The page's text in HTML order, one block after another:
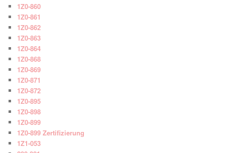
1Z0-860
1Z0-861
1Z0-862
1Z0-863
1Z0-864
1Z0-868
1Z0-869
1Z0-871
1Z0-872
1Z0-895
1Z0-898
1Z0-899
1Z0-899 Zertifizierung
1Z1-053